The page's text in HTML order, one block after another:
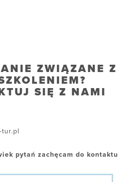
ZWIĄZANE Z
SIĘ Z NAMI
tur.pl
pytań zachęcam do kontaktu